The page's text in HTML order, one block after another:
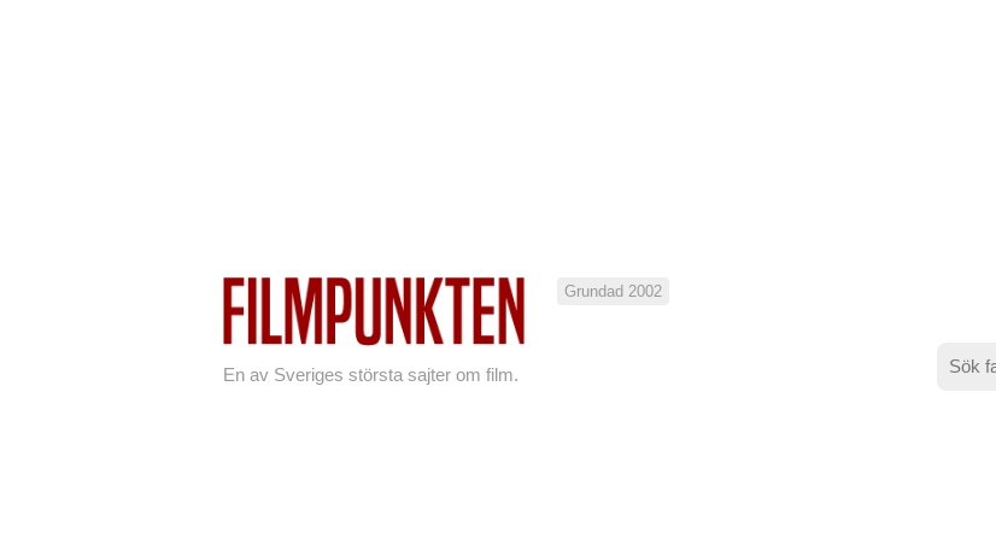
En av Sveriges största sajter om film.
Grundad 2002